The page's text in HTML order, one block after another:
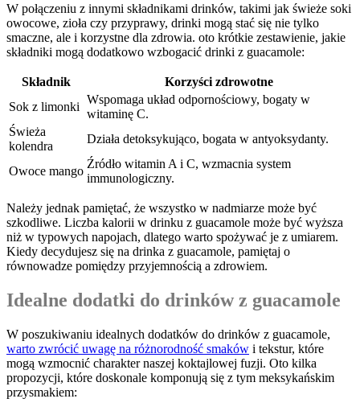
W⁤ połączeniu z innymi składnikami drinków, takimi ⁤jak świeże soki‌
owocowe, zioła⁢ czy przyprawy, drinki ⁣mogą stać się nie tylko
smaczne, ale i korzystne dla zdrowia. oto krótkie zestawienie, jakie
składniki mogą dodatkowo wzbogacić drinki z⁣ guacamole:
Składnik
Korzyści zdrowotne
Sok ⁢z limonki
Wspomaga układ​ odpornościowy, bogaty w
⁤witaminę C.
Świeża‍
kolendra
Działa detoksykująco, bogata ⁢w antyoksydanty.
Owoce⁢ mango
Źródło‍ witamin A i ⁢C, wzmacnia system
immunologiczny.
Należy‍ jednak ⁤pamiętać, ⁢że wszystko w ⁣nadmiarze może być
szkodliwe. ⁣Liczba‌ kalorii w drinku ⁢z‍ guacamole może być ‌wyższa
niż w ‌typowych‍ napojach, dlatego warto spożywać je z umiarem.
Kiedy decydujesz się na drinka⁣ z guacamole, ‍pamiętaj o
równowadze pomiędzy‍ przyjemnością‍ a zdrowiem.
Idealne dodatki do drinków‍ z guacamole
W poszukiwaniu⁢ idealnych dodatków do drinków z guacamole,
warto zwrócić uwagę na różnorodność⁢ smaków ⁤i tekstur, które‍
mogą wzmocnić charakter naszej koktajlowej‍ fuzji.⁢ Oto kilka
‌propozycji, które ​doskonale ‍komponują się z tym meksykańskim
przysmakiem: